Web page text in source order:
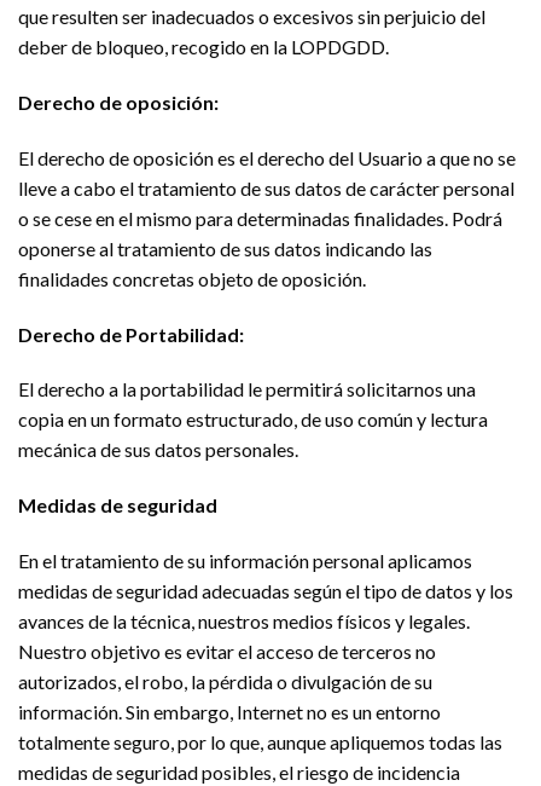
que resulten ser inadecuados o excesivos sin perjuicio del
deber de bloqueo, recogido en la LOPDGDD.
Derecho de oposición:
El derecho de oposición es el derecho del Usuario a que no se
lleve a cabo el tratamiento de sus datos de carácter personal
o se cese en el mismo para determinadas finalidades. Podrá
oponerse al tratamiento de sus datos indicando las
finalidades concretas objeto de oposición.
Derecho de Portabilidad:
El derecho a la portabilidad le permitirá solicitarnos una
copia en un formato estructurado, de uso común y lectura
mecánica de sus datos personales.
Medidas de seguridad
En el tratamiento de su información personal aplicamos
medidas de seguridad adecuadas según el tipo de datos y los
avances de la técnica, nuestros medios físicos y legales.
Nuestro objetivo es evitar el acceso de terceros no
autorizados, el robo, la pérdida o divulgación de su
información. Sin embargo, Internet no es un entorno
totalmente seguro, por lo que, aunque apliquemos todas las
medidas de seguridad posibles, el riesgo de incidencia